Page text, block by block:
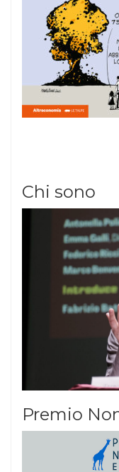
Chi sono
Premio